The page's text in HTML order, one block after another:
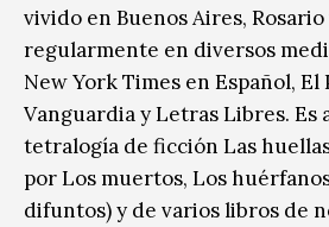
vivido en Buenos Aires,
regularmente en diversos
New York Times en Español, El
Vanguardia y Letras Libres. Es
tetralogía de ficción Las
por Los muertos, Los
difuntos) y de varios libros de